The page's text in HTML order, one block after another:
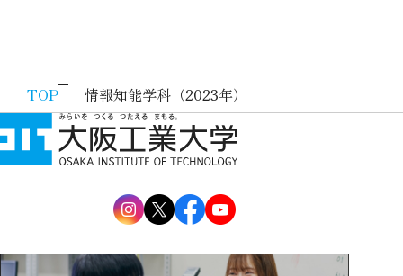
TOP 情報知能学科（2023年）